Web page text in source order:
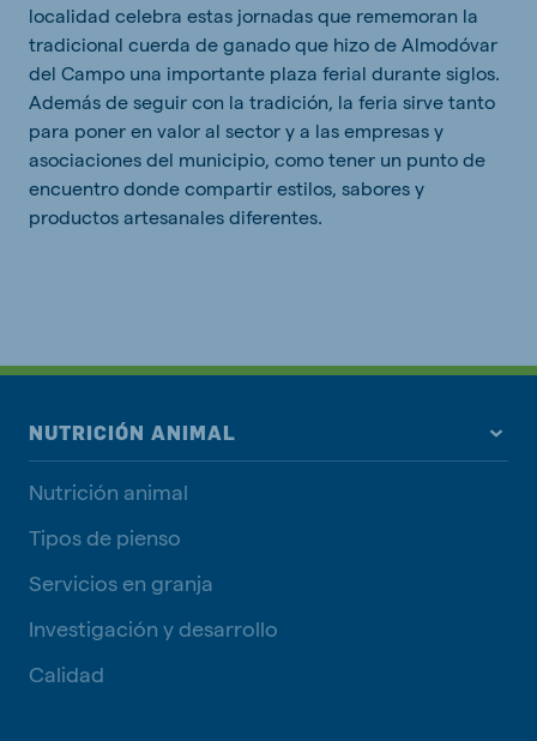
localidad celebra estas jornadas que rememoran la
tradicional cuerda de ganado que hizo de Almodóvar
del Campo una importante plaza ferial durante siglos.
Además de seguir con la tradición, la feria sirve tanto
para poner en valor al sector y a las empresas y
asociaciones del municipio, como tener un punto de
encuentro donde compartir estilos, sabores y
productos artesanales diferentes.
NUTRICIÓN ANIMAL
Nutrición animal
Tipos de pienso
Servicios en granja
Investigación y desarrollo
Calidad